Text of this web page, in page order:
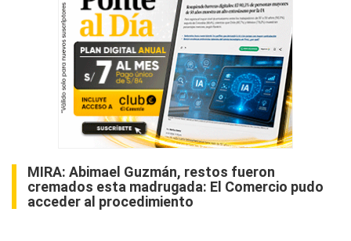
MIRA: Abimael Guzmán, restos fueron
cremados esta madrugada: El Comercio pudo
acceder al procedimiento